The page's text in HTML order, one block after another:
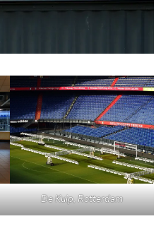
De Kuip, Rotterdam